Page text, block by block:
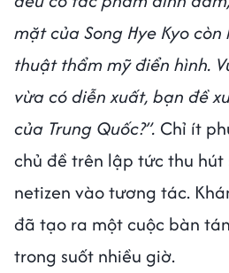
mặt của Song Hye Kyo
thuật thẩm mỹ điển hình.
vừa có diễn xuất, bạn đề
của Trung Quốc?”. Chỉ ít
chủ đề trên lập tức thu hút
netizen vào tương tác.
đã tạo ra một cuộc bàn
trong suốt nhiều giờ.